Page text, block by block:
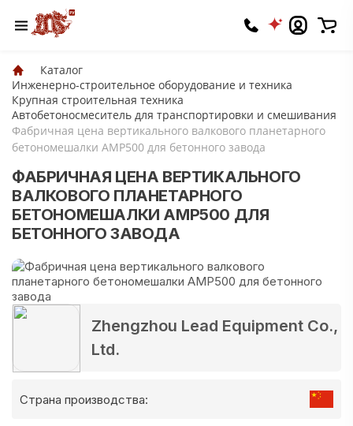
Каталог
Инженерно-строительное оборудование и техника
Крупная строительная техника
Автобетоносмеситель для транспортировки и смешивания
Фабричная цена вертикального валкового планетарного
бетономешалки AMP500 для бетонного завода
ФАБРИЧНАЯ ЦЕНА ВЕРТИКАЛЬНОГО
ВАЛКОВОГО ПЛАНЕТАРНОГО
БЕТОНОМЕШАЛКИ AMP500 ДЛЯ
БЕТОННОГО ЗАВОДА
Zhengzhou Lead Equipment Co.,
Ltd.
Страна производства: